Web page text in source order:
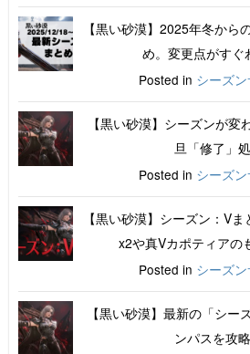
【黒い砂漠】2025年冬から
め。変更点がすぐ
Posted in シーズ
【黒い砂漠】シーズンが変
旦「修了」
Posted in シーズ
【黒い砂漠】シーズン：V
x2や真Vカポティアの
Posted in シーズ
【黒い砂漠】最新の「シー
ンパスを攻略